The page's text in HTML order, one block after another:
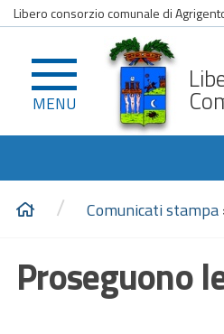
Libero consorzio comunale di
MENU
/ Comunicati stampa
Proseguono